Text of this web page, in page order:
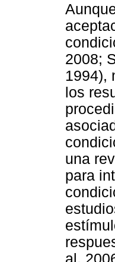
2008;
1994),
los
una
para
al.